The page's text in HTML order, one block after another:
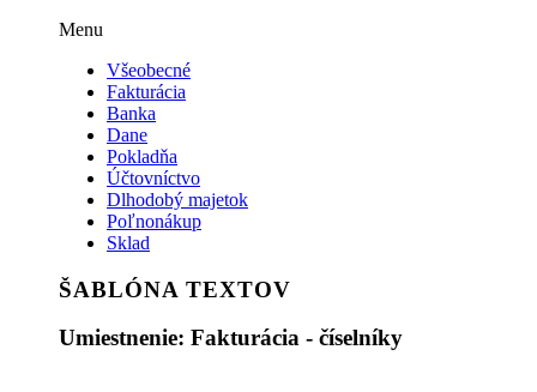
Menu
Všeobecné
Fakturácia
Banka
Dane
Pokladňa
Účtovníctvo
Dlhodobý majetok
Poľnonákup
Sklad
ŠABLÓNA TEXTOV
Umiestnenie: Fakturácia - číselníky